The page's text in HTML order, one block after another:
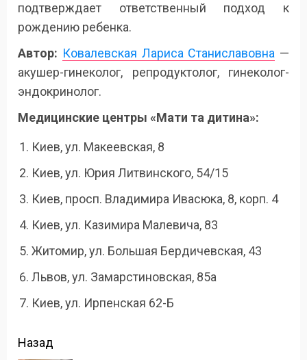
подтверждает ответственный подход к
рождению ребенка.
Автор: Ковалевская Лариса Станиславовна —
акушер-гинеколог, репродуктолог, гинеколог-
эндокринолог.
Медицинские центры «Мати та дитина»:
Киев, ул. Макеевская, 8
Киев, ул. Юрия Литвинского, 54/15
Киев, просп. Владимира Ивасюка, 8, корп. 4
Киев, ул. Казимира Малевича, 83
Житомир, ул. Большая Бердичевская, 43
Львов, ул. Замарстиновская, 85а
Киев, ул. Ирпенская 62-Б
Продолжить
Назад